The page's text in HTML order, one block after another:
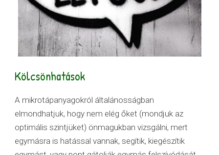
Kölcsönhatások
A mikrotápanyagokról általánosságban
elmondhatjuk, hogy nem elég őket (mondjuk az
optimális szintjüket) önmagukban vizsgálni, mert
egymásra is hatással vannak, segítik, kiegészítik